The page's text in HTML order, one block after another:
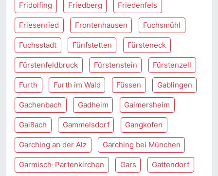
Fridolfing Friedberg Friedenfels
Friesenried Frontenhausen Fuchsmühl
Fuchsstadt Fünfstetten Fürsteneck
Fürstenfeldbruck Fürstenstein Fürstenzell
Furth Furth im Wald Füssen Gablingen
Gachenbach Gadheim Gaimersheim
Gaißach Gammelsdorf Gangkofen
Garching an der Alz Garching bei München
Garmisch-Partenkirchen Gars Gattendorf